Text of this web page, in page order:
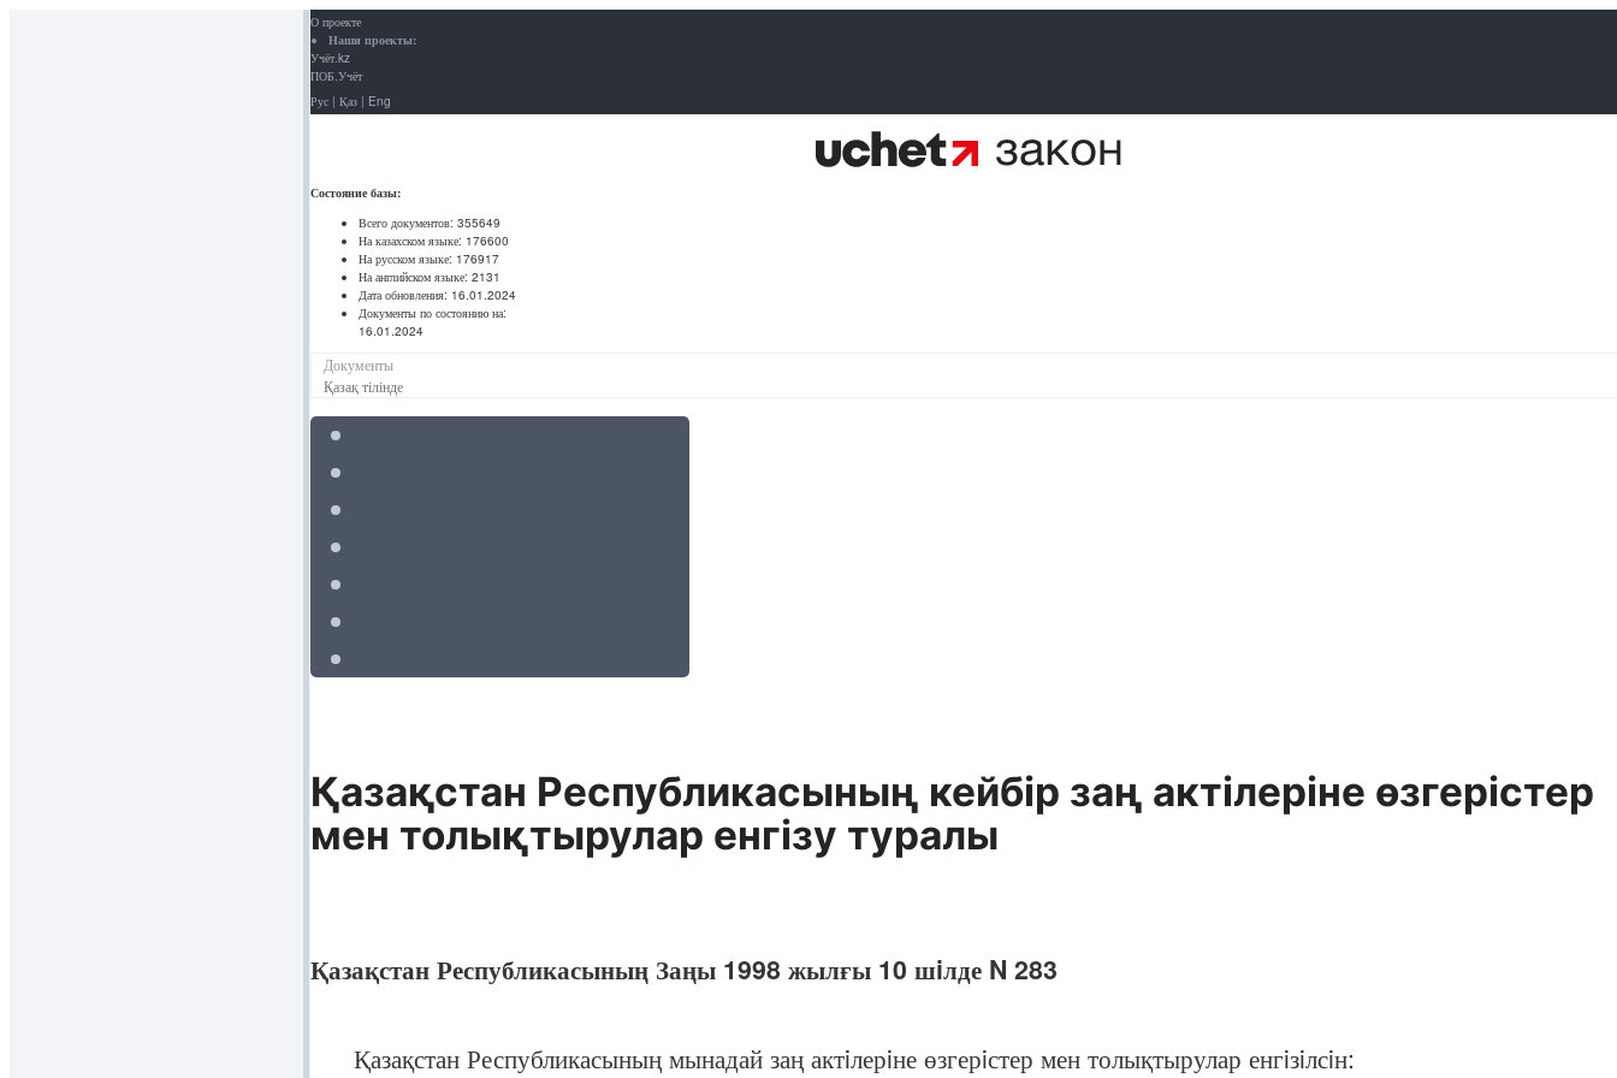
О проекте
Наши проекты:
Учёт.kz
ПОБ.Учёт
Рус | Қаз | Eng
Состояние базы:
Всего документов: 355649
На казахском языке: 176600
На русском языке: 176917
На английском языке: 2131
Дата обновления: 16.01.2024
Документы по состоянию на:
16.01.2024
Документы
Қазақ тілінде
Қазақстан Республикасының кейбiр заң актiлерiне өзгерiстер
мен толықтырулар енгiзу туралы
Қазақстан Республикасының Заңы 1998 жылғы 10 шiлде N 283
Қазақстан Республикасының мынадай заң актiлерiне өзгерiстер мен толықтырулар енгiзiлсiн: